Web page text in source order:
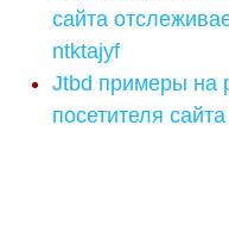
сайта
ntktajyf
Jtbd примеры на
посетителя сайта